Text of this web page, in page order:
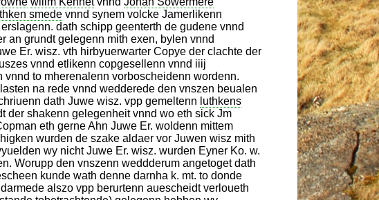
smede vnnd synem volcke Jamerlikenn
dath schipp geenterth de gudene vnnd
an grundt gelegenn mith exen, bylen vnnd
Er. wisz. vth hirbyuerwarter Copye der clachte der
vnnd etlikenn copgesellenn vnnd iiij
to mherenalenn vorboscheidenn wordenn.
na rede vnnd wedderede den vnszen beualen
dath Juwe wisz. vpp gemeltenn luthkens
der shakenn gelegenheit vnnd wo eth sick Jm
eth gerne Ahn Juwe Er. woldenn mittem
wurden de szake aldaer vor Juwen wisz mith
wy nicht Juwe Er. wisz. wurden Eyner Ko. w.
Worupp den vnszenn weddderum angetoget dath
kunde wath denne darnha k. mt. to donde
alszo vpp berurtenn auescheidt verloueth